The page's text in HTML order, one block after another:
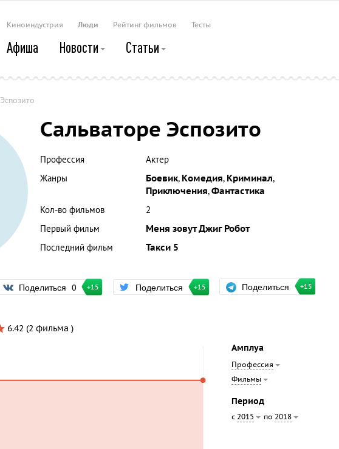
Киноиндустрия Люди Рейтинг фильмов Тесты
Афиша Новости Статьи
Сальваторе Эспозито
Профессия
Актер
Жанры
Боевик, Комедия, Криминал,
Приключения,Фантастика
Кол-во фильмов
2
Первый фильм
Меня зовут Джиг Робот
Последний фильм
Такси 5
Поделиться 0 +15 Поделиться +15 Поделиться +15
6.42 (2 фильма )
Амплуа
Профессия
Фильмы
Период
с 2015 по 2018